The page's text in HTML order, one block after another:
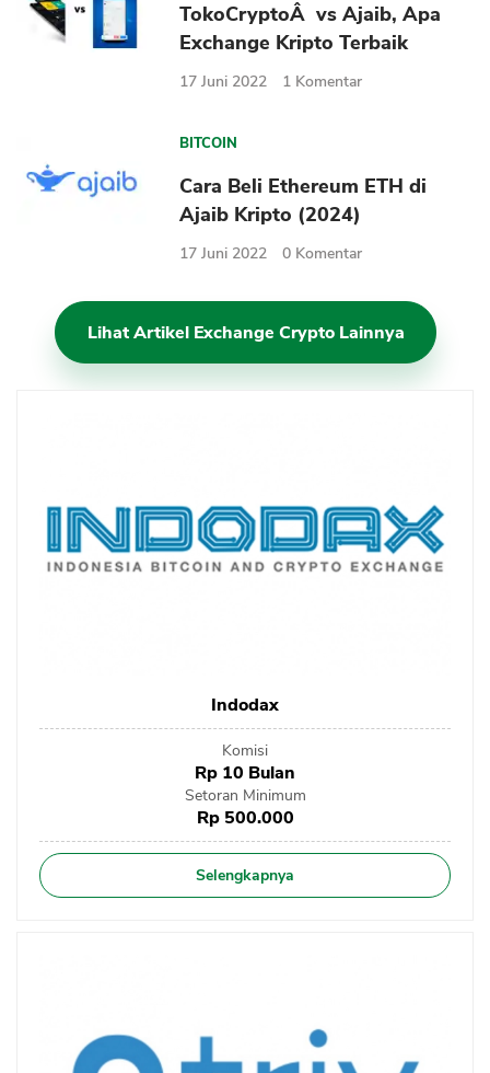
TokoCryptoÂ vs Ajaib, Apa
Exchange Kripto Terbaik
17 Juni 2022 1 Komentar
BITCOIN
Cara Beli Ethereum ETH di
Ajaib Kripto (2024)
17 Juni 2022 0 Komentar
Lihat Artikel Exchange Crypto Lainnya
Indodax
Komisi
Rp 10 Bulan
Setoran Minimum
Rp 500.000
Selengkapnya